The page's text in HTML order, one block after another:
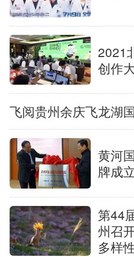
2021
创作
飞阅贵州余庆飞龙湖
黄河
牌成
第44
州召
多样